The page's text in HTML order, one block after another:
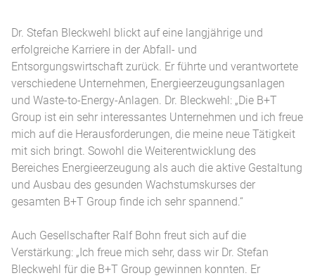
Dr. Stefan Bleckwehl blickt auf eine langjährige und
erfolgreiche Karriere in der Abfall- und
Entsorgungswirtschaft zurück. Er führte und verantwortete
verschiedene Unternehmen, Energieerzeugungsanlagen
und Waste-to-Energy-Anlagen. Dr. Bleckwehl: „Die B+T
Group ist ein sehr interessantes Unternehmen und ich freue
mich auf die Herausforderungen, die meine neue Tätigkeit
mit sich bringt. Sowohl die Weiterentwicklung des
Bereiches Energieerzeugung als auch die aktive Gestaltung
und Ausbau des gesunden Wachstumskurses der
gesamten B+T Group finde ich sehr spannend.“
Auch Gesellschafter Ralf Bohn freut sich auf die
Verstärkung: „Ich freue mich sehr, dass wir Dr. Stefan
Bleckwehl für die B+T Group gewinnen konnten. Er